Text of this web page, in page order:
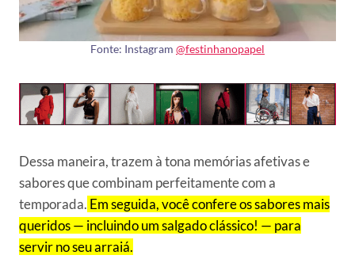
Fonte: Instagram @festinhanopapel
Dessa maneira, trazem à tona memórias afetivas e
sabores que combinam perfeitamente com a
temporada. Em seguida, você confere os sabores mais
queridos — incluindo um salgado clássico! — para
servir no seu arraiá.